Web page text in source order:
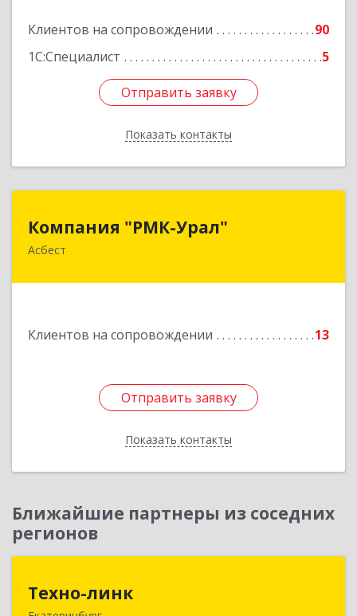
Клиентов на сопровождении
90
1С:Специалист
5
Отправить заявку
Показать контакты
Отправить заявку
Назад
Компания "РМК-Урал"
Асбест
Клиентов на сопровождении 13
Отправить заявку
Показать контакты
Отправить заявку
Назад
Ближайшие партнеры из соседних
регионов
Техно-линк